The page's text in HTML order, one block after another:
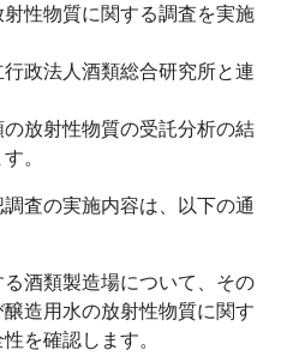
性物質に関する調査を実施
政法人酒類総合研究所と連
放射性物質の受託分析の結
。
査の実施内容は、以下の通
酒類製造場について、その
造用水の放射性物質に関す
を確認します。